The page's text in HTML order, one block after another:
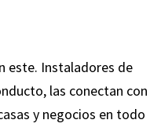
este. Instaladores de
las conectan con
y negocios en todo